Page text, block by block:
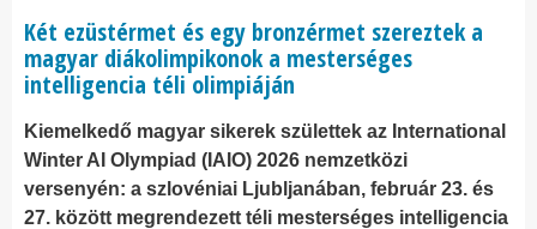
Két ezüstérmet és egy bronzérmet szereztek a
magyar diákolimpikonok a mesterséges
intelligencia téli olimpiáján
Kiemelkedő magyar sikerek születtek az International
Winter AI Olympiad (IAIO) 2026 nemzetközi
versenyén: a szlovéniai Ljubljanában, február 23. és
27. között megrendezett téli mesterséges intelligencia